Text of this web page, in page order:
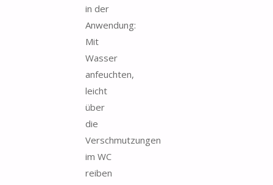
in der
Anwendung:
Mit
Wasser
anfeuchten,
leicht
über
die
Verschmutzungen
im WC
reiben